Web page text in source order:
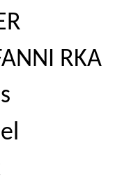
Tam
D
Judit